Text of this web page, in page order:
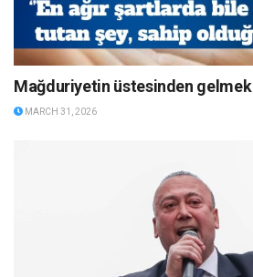
Mağduriyetin üstesinden gelmek
MARCH 31, 2026